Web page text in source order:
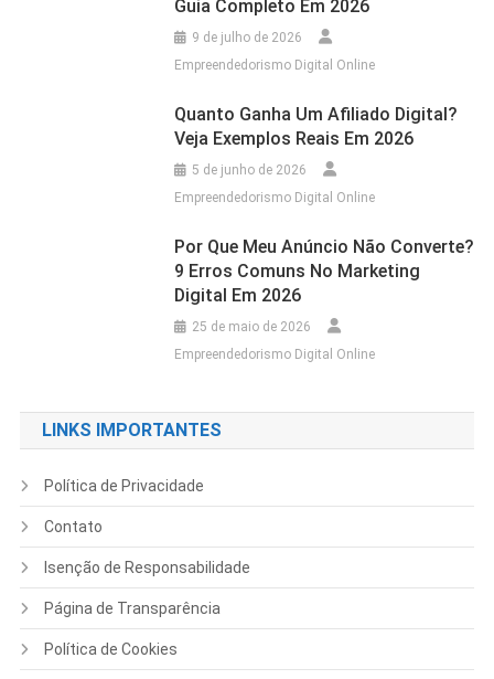
Guia Completo Em 2026
9 de julho de 2026
Empreendedorismo Digital Online
Quanto Ganha Um Afiliado Digital?
Veja Exemplos Reais Em 2026
5 de junho de 2026
Empreendedorismo Digital Online
Por Que Meu Anúncio Não Converte?
9 Erros Comuns No Marketing
Digital Em 2026
25 de maio de 2026
Empreendedorismo Digital Online
LINKS IMPORTANTES
Política de Privacidade
Contato
Isenção de Responsabilidade
Página de Transparência
Política de Cookies